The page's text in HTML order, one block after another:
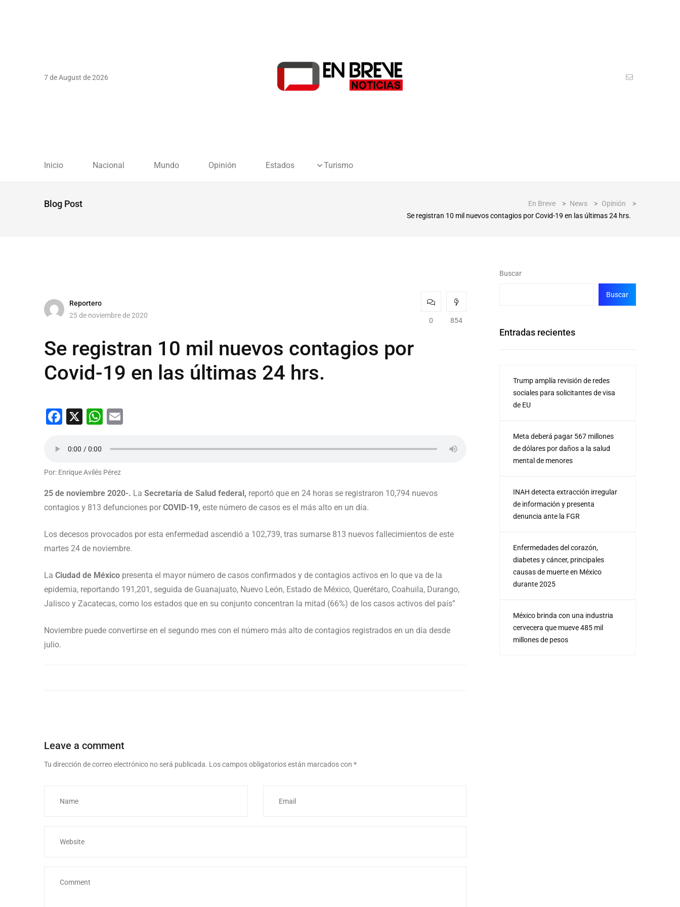
7 de August de 2026
Inicio Nacional Mundo Opinión Estados Turismo
Blog Post En Breve > News > Opinión
>
Se registran 10 mil nuevos contagios por Covid-19 en las últimas 24 hrs.
Reportero
25 de noviembre de 2020
0 854
Se registran 10 mil nuevos contagios por
Covid-19 en las últimas 24 hrs.
Facebook
X WhatsApp
Por: Enrique Avilés Pérez
25 de noviembre 2020-. La Secretaría de Salud federal, reportó que en 24 horas se registraron 10,794 nuevos
contagios y 813 defunciones por COVID-19, este número de casos es el más alto en un día.
Los decesos provocados por esta enfermedad ascendió a 102,739, tras sumarse 813 nuevos fallecimientos de este
martes 24 de noviembre.
La Ciudad de México presenta el mayor número de casos confirmados y de contagios activos en lo que va de la
epidemia, reportando 191,201, seguida de Guanajuato, Nuevo León, Estado de México, Querétaro, Coahuila, Durango,
Jalisco y Zacatecas, como los estados que en su conjunto concentran la mitad (66%) de los casos activos del país”
Noviembre puede convertirse en el segundo mes con el número más alto de contagios registrados en un día desde
julio.
Leave a comment
Tu dirección de correo electrónico no será publicada. Los campos obligatorios están marcados con *
Buscar
Buscar
Entradas recientes
Trump amplía revisión de redes
sociales para solicitantes de visa
de EU
Meta deberá pagar 567 millones
de dólares por daños a la salud
mental de menores
INAH detecta extracción irregular
de información y presenta
denuncia ante la FGR
Enfermedades del corazón,
diabetes y cáncer, principales
causas de muerte en México
durante 2025
México brinda con una industria
cervecera que mueve 485 mil
millones de pesos